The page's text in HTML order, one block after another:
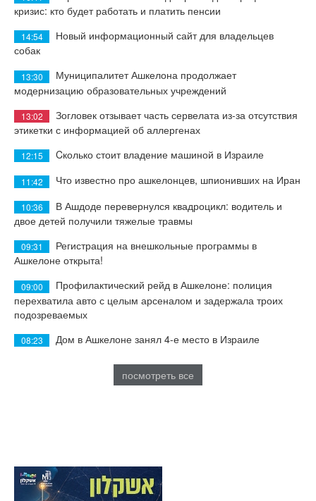
кризис: кто будет работать и платить пенсии
14:54
Новый информационный сайт для владельцев
собак
13:30
Муниципалитет Ашкелона продолжает
модернизацию образовательных учреждений
13:02
Зогловек отзывает часть сервелата из-за отсутствия
этикетки с информацией об аллергенах
12:15 Cколько стоит владение машиной в Израиле
11:42 Что известно про ашкелонцев, шпионивших на Иран
10:36
В Ашдоде перевернулся квадроцикл: водитель и
двое детей получили тяжелые травмы
09:31
Регистрация на внешкольные программы в
Ашкелоне открыта!
09:00
Профилактический рейд в Ашкелоне: полиция
перехватила авто с целым арсеналом и задержала троих
подозреваемых
08:23 Дом в Ашкелоне занял 4-е место в Израиле
посмотреть все